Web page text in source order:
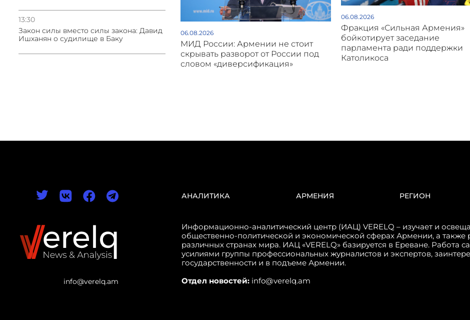
13:30
Закон силы вместо силы закона: Давид
Ишханян о судилище в Баку
06.08.2026
МИД России: Армении не стоит
скрывать разворот от России под
словом «диверсификация»
06.08.2026
Фракция «Сильная Армения»
бойкотирует заседание
парламента ради поддержки
Католикоса
info@verelq.am
АНАЛИТИКА АРМЕНИЯ РЕГИОН
Информационно-аналитический центр (ИАЦ) VERELQ – изучает и
общественно-политической и экономической сферах Армении, а
различных странах мира. ИАЦ «VERELQ» базируется в Ереване. Работа
усилиями группы профессиональных журналистов и экспертов,
государственности и в подъеме Армении.
Отдел новостей: info@verelq.am